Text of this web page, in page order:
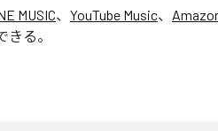
MUSIC、 YouTube Music、
る。